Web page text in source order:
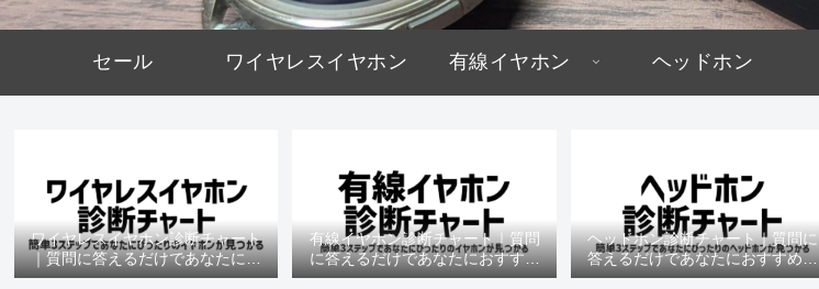
セール ワイヤレスイヤホン 有線イヤホン ヘッドホン
ワイヤレスイヤホン診断チャート
｜質問に答えるだけであなたにお
すすめの機種がわかる
有線イヤホン診断チャート｜質問
に答えるだけであなたにおすすめ
の機種がわかる
ヘッドホン診断チャート｜質問に
答えるだけであなたにおすすめの
機種がわかる